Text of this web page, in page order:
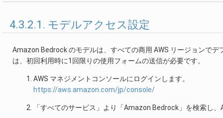
4.3.2.1. モデルアクセス設定
Amazon Bedrock のモデルは、すべての商用 AWS リージョンで
は、初回利用時に1回限りの使用フォームの送信が必要です。
AWS マネジメントコンソールにログインします。
https://aws.amazon.com/jp/console/
「すべてのサービス」より「Amazon Bedrock」を検索し